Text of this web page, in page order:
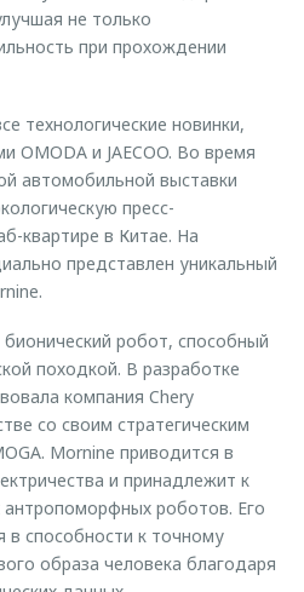
не только
при прохождении
технологические новинки,
OMODA и JAECOO. Во время
автомобильной выставки
пресс-
квартире в Китае. На
представлен уникальный
робот, способный
походкой. В разработке
компания Chery
со своим стратегическим
Mornine приводится в
и принадлежит к
антропоморфных роботов. Его
в способности к точному
образа человека благодаря